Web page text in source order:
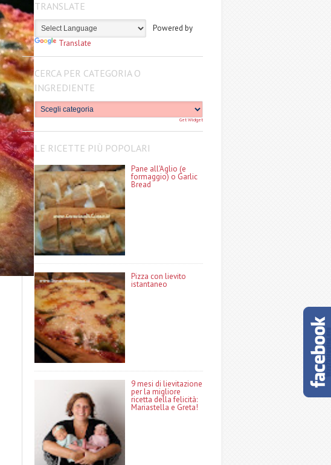
TRANSLATE
Powered by
Translate
CERCA PER CATEGORIA O
INGREDIENTE
Get Widget
LE RICETTE PIÙ POPOLARI
Pane all'Aglio (e
formaggio) o Garlic
Bread
Pizza con lievito
istantaneo
9 mesi di lievitazione
per la migliore
ricetta della felicità:
Mariastella e Greta!